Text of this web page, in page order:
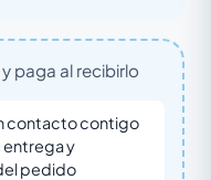
paga al recibirlo
contacto contigo
entrega y
pedido